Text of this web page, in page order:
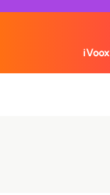
iVoox